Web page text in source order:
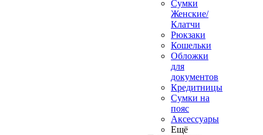
Сумки
Женские/
Клатчи
Рюкзаки
Кошельки
Обложки
для
документов
Кредитницы
Сумки на
пояс
Аксессуары
Ещё